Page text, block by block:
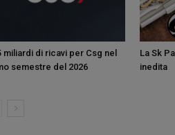
miliardi di ricavi per Csg nel
semestre del 2026
La Sk
inedita